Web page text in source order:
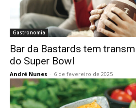
Gastronomia
Bar da Bastards tem
do Super Bowl
André Nunes - 6 de fevereiro de 2025